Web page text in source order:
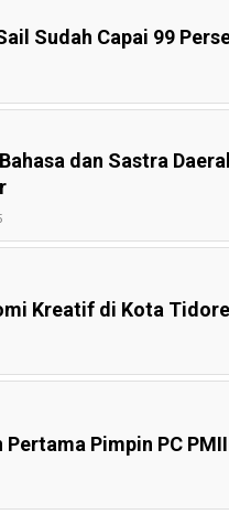
Sudah Capai 99
dan Sastra
Kreatif di Kota
Pimpin PC